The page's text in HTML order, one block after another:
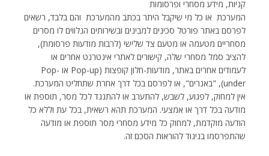
קניות, מידע מסחרי ופרסומות
המערכת  או כל מי שיקבל היתר בכתב מהמערכת  והם בלבד, רשאים
לפרסם באתר פורטל סכינים למבינים ובשירותים הנלווים לו מסרים
מסחריים מטעמה או מטעם צד שלישי (לרבות מודעות פרסומת),
להציב סמל מסחרי שלה, קישורים לאתרי אינטרנט אחרים או
לעמודים אחרים באתר, מודעות-חלון קופצות (Pop-up או Pop-
under), "באנרים", או לפרסם בכל דרך אחרת שתחליט המערכת.
אין למחוק, לפגוע, לשבש, להתערב או להתנגד לכל מסר, תוספת או
מודעה בכל דרך או אמצעי. המערכת תהא רשאית, בכל עת וללא כל
הודעה מוקדמת, למחוק כל מידע מסחרי מסר תוספת או מודעה
שהתפרסמו בניגוד להוראות הסכם זה.